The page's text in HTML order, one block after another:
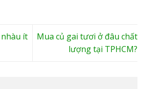
ít
Mua củ gai tươi ở đâu chất
lượng tại TPHCM?